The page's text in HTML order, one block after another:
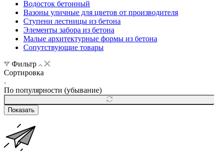
Водосток бетонный
Вазоны уличные для цветов от производителя
Ступени лестницы из бетона
Элементы забора из бетона
Малые архитектурные формы из бетона
Сопутствующие товары
Фильтр
Сортировка
По популярности (убывание)
Показать